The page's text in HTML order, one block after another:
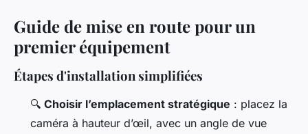
Guide de mise en route pour un
premier équipement
Étapes d'installation simplifiées
🔍 Choisir l’emplacement stratégique : placez la
caméra à hauteur d’œil, avec un angle de vue